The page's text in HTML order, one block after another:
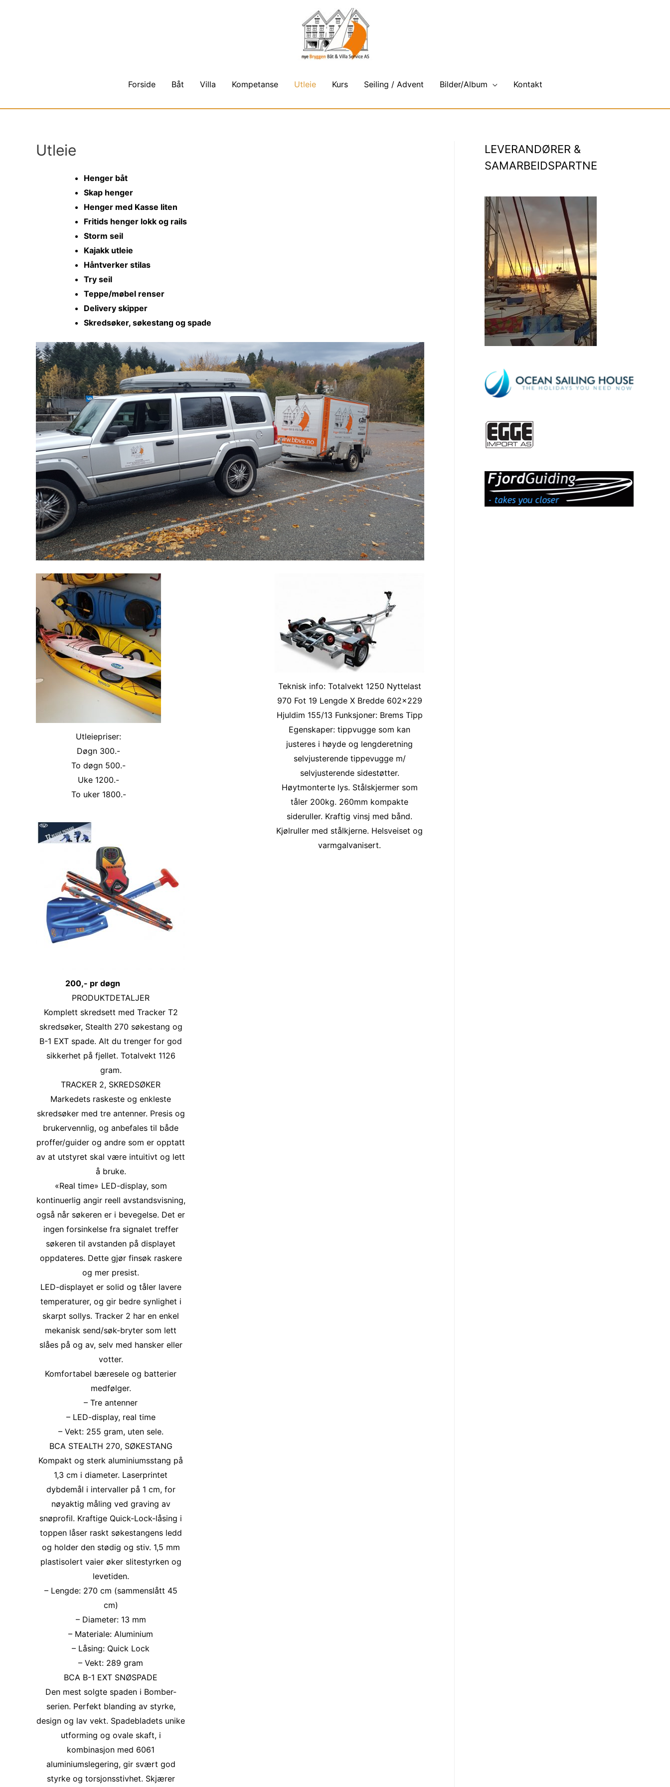
Forside Båt Villa Kompetanse Utleie Kurs Seiling / Advent Bilder/Album Kontakt
Utleie
Henger båt
Skap henger
Henger med Kasse liten
Fritids henger lokk og rails
Storm seil
Kajakk utleie
Håntverker stilas
Try seil
Teppe/møbel renser
Delivery skipper
Skredsøker, søkestang og spade
Utleiepriser:
Døgn 300.-
To døgn 500.-
Uke 1200.-
To uker 1800.-
Teknisk info: Totalvekt 1250 Nyttelast
970 Fot 19 Lengde X Bredde 602×229
Hjuldim 155/13 Funksjoner: Brems Tipp
Egenskaper: tippvugge som kan
justeres i høyde og lengderetning
selvjusterende tippevugge m/
selvjusterende sidestøtter.
Høytmonterte lys. Stålskjermer som
tåler 200kg. 260mm kompakte
sideruller. Kraftig vinsj med bånd.
Kjølruller med stålkjerne. Helsveiset og
varmgalvanisert.
200,- pr døgn
PRODUKTDETALJER
Komplett skredsett med Tracker T2
skredsøker, Stealth 270 søkestang og
B-1 EXT spade. Alt du trenger for god
sikkerhet på fjellet. Totalvekt 1126
gram.
TRACKER 2, SKREDSØKER
Markedets raskeste og enkleste
skredsøker med tre antenner. Presis og
brukervennlig, og anbefales til både
proffer/guider og andre som er opptatt
av at utstyret skal være intuitivt og lett
å bruke.
«Real time» LED-display, som
kontinuerlig angir reell avstandsvisning,
også når søkeren er i bevegelse. Det er
ingen forsinkelse fra signalet treffer
søkeren til avstanden på displayet
oppdateres. Dette gjør finsøk raskere
og mer presist.
LED-displayet er solid og tåler lavere
temperaturer, og gir bedre synlighet i
skarpt sollys. Tracker 2 har en enkel
mekanisk send/søk-bryter som lett
slåes på og av, selv med hansker eller
votter.
Komfortabel bæresele og batterier
medfølger.
– Tre antenner
– LED-display, real time
– Vekt: 255 gram, uten sele.
BCA STEALTH 270, SØKESTANG
Kompakt og sterk aluminiumsstang på
1,3 cm i diameter. Laserprintet
dybdemål i intervaller på 1 cm, for
nøyaktig måling ved graving av
snøprofil. Kraftige Quick-Lock-låsing i
toppen låser raskt søkestangens ledd
og holder den stødig og stiv. 1,5 mm
plastisolert vaier øker slitestyrken og
levetiden.
– Lengde: 270 cm (sammenslått 45
cm)
– Diameter: 13 mm
– Materiale: Aluminium
– Låsing: Quick Lock
– Vekt: 289 gram
BCA B-1 EXT SNØSPADE
Den mest solgte spaden i Bomber-
serien. Perfekt blanding av styrke,
design og lav vekt. Spadebladets unike
utforming og ovale skaft, i
kombinasjon med 6061
aluminiumslegering, gir svært god
styrke og torsjonsstivhet. Skjærer
LEVERANDØRER &
SAMARBEIDSPARTNE